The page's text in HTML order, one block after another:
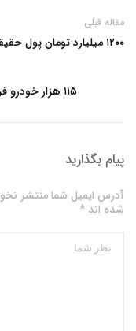
مقاله قبلی
۱۲۰۰ میلیارد تومان پول حقیقی وارد بازار سهام شد
۱۱۵ هزار خودرو فرسوده اسقاط شد؛ نوسازی ناوگان شتاب گرفت
پیام بگذارید
آدرس ایمیل شما منتشر
شده اند *